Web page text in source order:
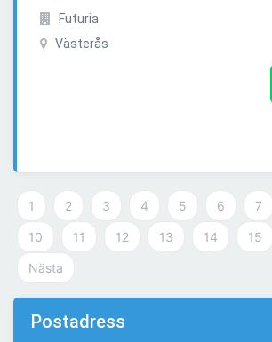
Futuria
Västerås
1 2 3 4 5 6 7
10 11 12 13 14 15
Nästa
Postadress